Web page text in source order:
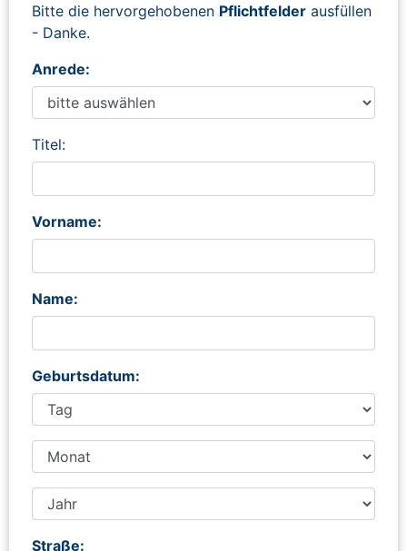
Bitte die hervorgehobenen Pflichtfelder ausfüllen
- Danke.
Anrede:
Titel:
Vorname:
Name:
Geburtsdatum:
Straße: